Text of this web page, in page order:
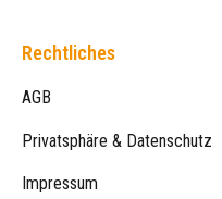
Rechtliches
AGB
Privatsphäre & Datenschutz
Impressum